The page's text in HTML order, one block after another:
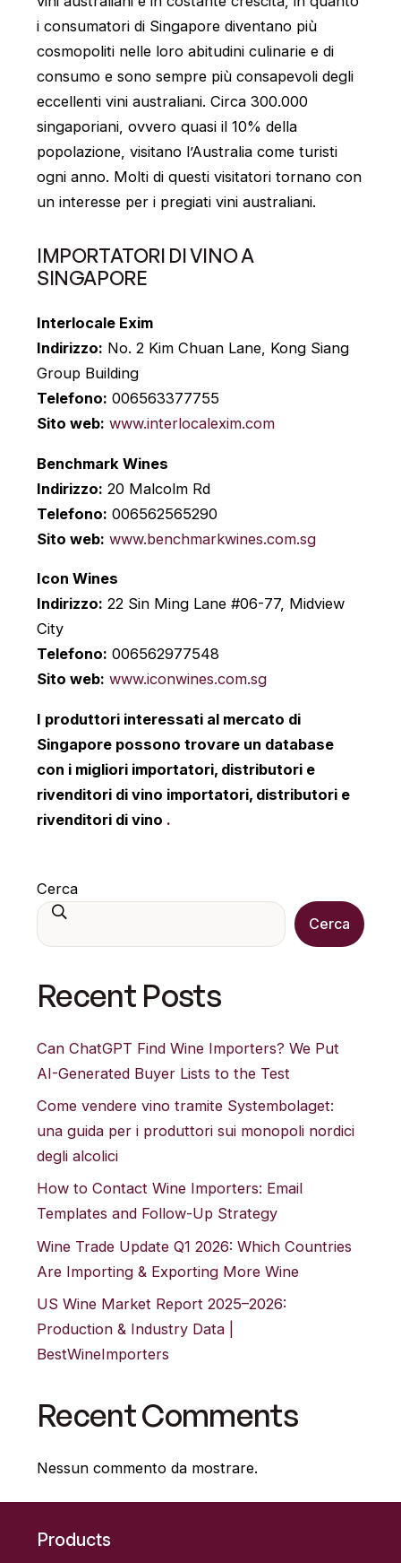
i consumatori di Singapore diventano più
cosmopoliti nelle loro abitudini culinarie e di
consumo e sono sempre più consapevoli degli
eccellenti vini australiani. Circa 300.000
singaporiani, ovvero quasi il 10% della
popolazione, visitano l’Australia come turisti
ogni anno. Molti di questi visitatori tornano con
un interesse per i pregiati vini australiani.
IMPORTATORI DI VINO A
SINGAPORE
Interlocale Exim
Indirizzo: No. 2 Kim Chuan Lane, Kong Siang
Group Building
Telefono: 006563377755
Sito web: www.interlocalexim.com
Benchmark Wines
Indirizzo: 20 Malcolm Rd
Telefono: 006562565290
Sito web: www.benchmarkwines.com.sg
Icon Wines
Indirizzo: 22 Sin Ming Lane #06-77, Midview
City
Telefono: 006562977548
Sito web: www.iconwines.com.sg
I produttori interessati al mercato di
Singapore possono trovare un database
con i migliori importatori, distributori e
rivenditori di vino importatori, distributori e
rivenditori di vino .
Cerca
Cerca
Recent Posts
Can ChatGPT Find Wine Importers? We Put
AI-Generated Buyer Lists to the Test
Come vendere vino tramite Systembolaget:
una guida per i produttori sui monopoli nordici
degli alcolici
How to Contact Wine Importers: Email
Templates and Follow-Up Strategy
Wine Trade Update Q1 2026: Which Countries
Are Importing & Exporting More Wine
US Wine Market Report 2025–2026:
Production & Industry Data |
BestWineImporters
Recent Comments
Nessun commento da mostrare.
Products